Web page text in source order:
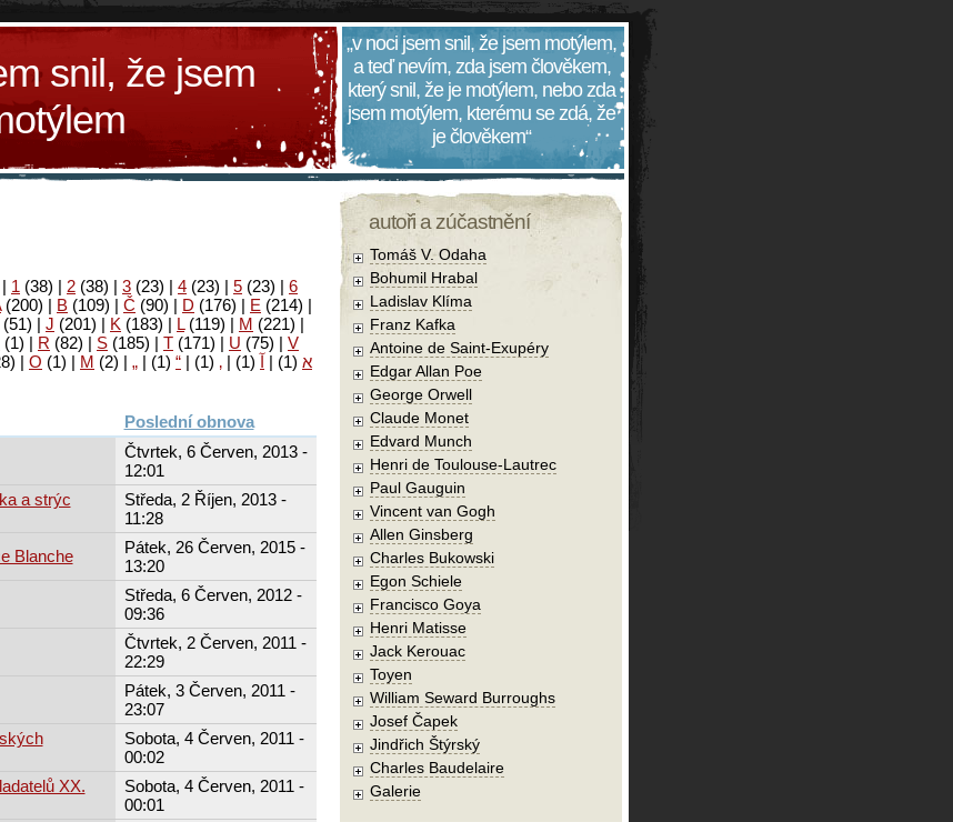
snil, že jsem
„v noci jsem snil, že jsem motýlem,
a teď nevím, zda jsem člověkem,
který snil, že je motýlem, nebo zda
jsem motýlem, kterému se zdá, že
je člověkem“
| 1 (38) | 2 (38) | 3 (23) | 4 (23) | 5 (23) | 6
(200) | B (109) | Č (90) | D (176) | E (214) |
(51) | J (201) | K (183) | L(119) | M (221) |
(1) | R (82) | S (185) | T (171) | U (75) | V
| Ο (1) | М (2) | א (1)
| آ (1)
|
‚
(1)
|
“
(1)
|
„
Poslední obnova
Čtvrtek, 6 Červen, 2013 -
12:01
a strýc
Středa, 2 Říjen, 2013 -
11:28
Blanche
Pátek, 26 Červen, 2015 -
13:20
Středa, 6 Červen, 2012 -
09:36
Čtvrtek, 2 Červen, 2011 -
22:29
Pátek, 3 Červen, 2011 -
23:07
Sobota, 4 Červen, 2011 -
00:02
XX.
Sobota, 4 Červen, 2011 -
00:01
autoři a zúčastnění
Tomáš V. Odaha
Bohumil Hrabal
Ladislav Klíma
Franz Kafka
Antoine de Saint-Exupéry
Edgar Allan Poe
George Orwell
Claude Monet
Edvard Munch
Henri de Toulouse-Lautrec
Paul Gauguin
Vincent van Gogh
Allen Ginsberg
Charles Bukowski
Egon Schiele
Francisco Goya
Henri Matisse
Jack Kerouac
Toyen
William Seward Burroughs
Josef Čapek
Jindřich Štýrský
Charles Baudelaire
Galerie